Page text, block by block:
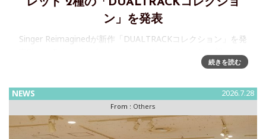
ン」を発表
Singer Reimaginedが新作「DUALTRACKコレクション」を発
ション「DUALTRACK」のローンチを発表しました。ブラン
続きを読む
NEWS 2026.7.28
From : Others